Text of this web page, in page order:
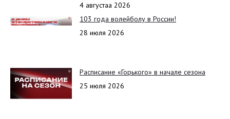
4 августаа 2026
103 года волейболу в России!
28 июля 2026
Расписание «Горького» в начале сезона
25 июля 2026